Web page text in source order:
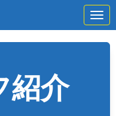
N
a
i
紹介